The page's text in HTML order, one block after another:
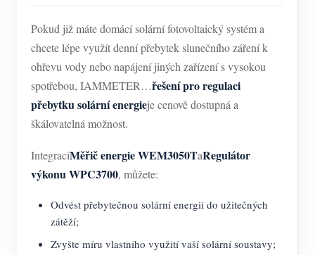
Pokud již máte domácí solární fotovoltaický systém a
chcete lépe využít denní přebytek slunečního záření k
ohřevu vody nebo napájení jiných zařízení s vysokou
spotřebou, IAMMETER…řešení pro regulaci
přebytku solární energieje cenově dostupná a
škálovatelná možnost.
IntegracíMěřič energie WEM3050TaRegulátor
výkonu WPC3700, můžete:
Odvést přebytečnou solární energii do užitečných
zátěží;
Zvyšte míru vlastního využití vaší solární soustavy;